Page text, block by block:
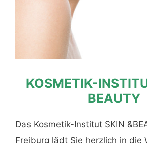
KOSMETIK-
BEAUTY
Das Kosmetik-Institut SKIN
Freiburg lädt Sie herzlich in die